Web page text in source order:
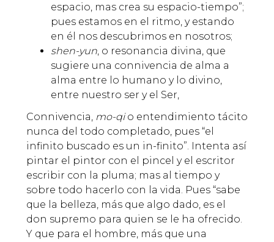
espacio, mas crea su espacio-tiempo”;
pues estamos en el ritmo, y estando
en él nos descubrimos en nosotros;
shen-yun, o resonancia divina, que
sugiere una connivencia de alma a
alma entre lo humano y lo divino,
entre nuestro ser y el Ser,
Connivencia, mo-qio entendimiento tácito
nunca del todo completado, pues “el
infinito buscado es un in-finito”. Intenta así
pintar el pintor con el pincel y el escritor
escribir con la pluma; mas al tiempo y
sobre todo hacerlo con la vida. Pues “sabe
que la belleza, más que algo dado, es el
don supremo para quien se le ha ofrecido.
Y que para el hombre, más que una